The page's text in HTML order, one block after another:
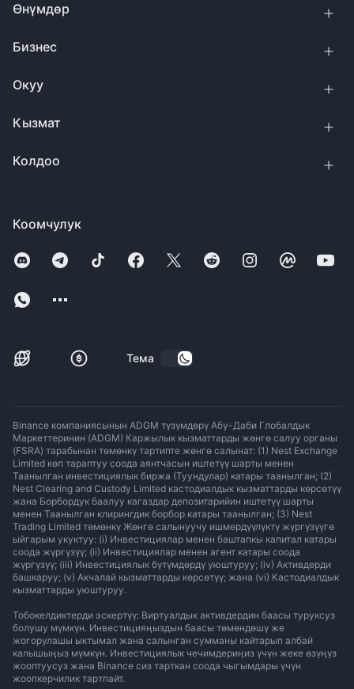
Коомчулук
Тема
Өнүмдөр
Бизнес
Окуу
Кызмат
Колдоо
Binance компаниясынын ADGM түзүмдөрү Абу-Даби Глобалдык
Маркеттеринин (ADGM) Каржылык кызматтарды жөнгө салуу органы
(FSRA) тарабынан төмөнкү тартипте жөнгө салынат: (1) Nest Exchange
Limited көп тараптуу соода аянтчасын иштетүү шарты менен
Таанылган инвестициялык биржа (Туундулар) катары таанылган; (2)
Nest Clearing and Custody Limited кастодиалдык кызматтарды көрсөтүү
жана Борбордук баалуу кагаздар депозитарийин иштетүү шарты
менен Таанылган клирингдик борбор катары таанылган; (3) Nest
Trading Limited төмөнкү Жөнгө салынуучу ишмердүүлүктү жүргүзүүгө
ыйгарым укуктуу: (i) Инвестициялар менен баштапкы капитал катары
соода жүргүзүү; (ii) Инвестициялар менен агент катары соода
жүргүзүү; (iii) Инвестициялык бүтүмдөрдү уюштуруу; (iv) Активдерди
башкаруу; (v) Акчалай кызматтарды көрсөтүү; жана (vi) Кастодиалдык
кызматтарды уюштуруу.
Тобокелдиктерди эскертүү: Виртуалдык активдердин баасы туруксуз
болушу мүмкүн. Инвестицияңыздын баасы төмөндөшү же
жогорулашы ыктымал жана салынган сумманы кайтарып албай
калышыңыз мүмкүн. Инвестициялык чечимдериңиз үчүн жеке өзүңүз
жооптуусуз жана Binance сиз тарткан соода чыгымдары үчүн
жоопкерчилик тартпайт.